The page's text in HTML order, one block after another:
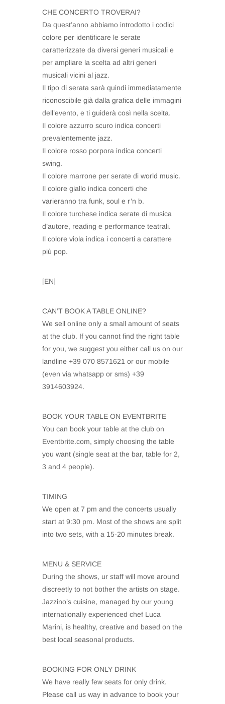
CHE CONCERTO TROVERAI?
Da quest’anno abbiamo introdotto i codici
colore per identificare le serate
caratterizzate da diversi generi musicali e
per ampliare la scelta ad altri generi
musicali vicini al jazz.
Il tipo di serata sarà quindi immediatamente
riconoscibile già dalla grafica delle immagini
dell’evento, e ti guiderà così nella scelta.
Il colore azzurro scuro indica concerti
prevalentemente jazz.
Il colore rosso porpora indica concerti
swing.
Il colore marrone per serate di world music.
Il colore giallo indica concerti che
varieranno tra funk, soul e r’n b.
Il colore turchese indica serate di musica
d’autore, reading e performance teatrali.
Il colore viola indica i concerti a carattere
più pop.
[EN]
CAN’T BOOK A TABLE ONLINE?
We sell online only a small amount of seats
at the club. If you cannot find the right table
for you, we suggest you either call us on our
landline +39 070 8571621 or our mobile
(even via whatsapp or sms) +39
3914603924.
BOOK YOUR TABLE ON EVENTBRITE
You can book your table at the club on
Eventbrite.com, simply choosing the table
you want (single seat at the bar, table for 2,
3 and 4 people).
TIMING
We open at 7 pm and the concerts usually
start at 9:30 pm. Most of the shows are split
into two sets, with a 15-20 minutes break.
MENU & SERVICE
During the shows, ur staff will move around
discreetly to not bother the artists on stage.
Jazzino’s cuisine, managed by our young
internationally experienced chef Luca
Marini, is healthy, creative and based on the
best local seasonal products.
BOOKING FOR ONLY DRINK
We have really few seats for only drink.
Please call us way in advance to book your